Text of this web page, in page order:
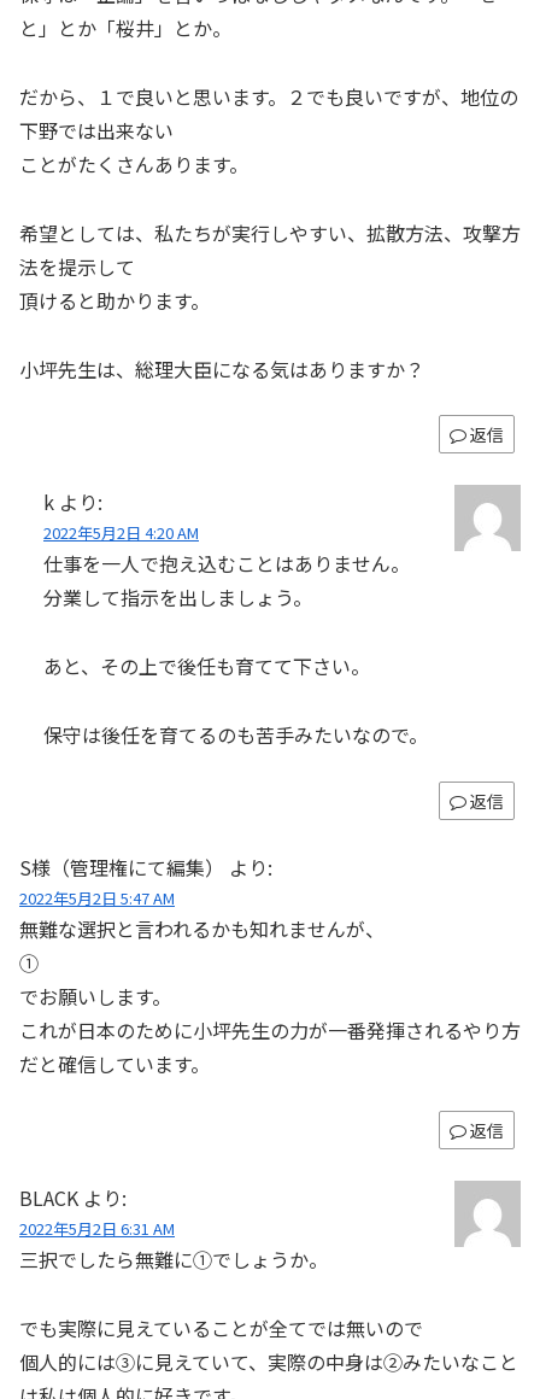
と」とか「桜井」とか。
だから、１で良いと思います。２でも良いですが、地位の
下野では出来ない
ことがたくさんあります。
希望としては、私たちが実行しやすい、拡散方法、攻撃方
法を提示して
頂けると助かります。
小坪先生は、総理大臣になる気はありますか？
返信
k より:
2022年5月2日 4:20 AM
仕事を一人で抱え込むことはありません。
分業して指示を出しましょう。
あと、その上で後任も育てて下さい。
保守は後任を育てるのも苦手みたいなので。
返信
S様（管理権にて編集） より:
2022年5月2日 5:47 AM
無難な選択と言われるかも知れませんが、
①
でお願いします。
これが日本のために小坪先生の力が一番発揮されるやり方
だと確信しています。
返信
BLACK より:
2022年5月2日 6:31 AM
三択でしたら無難に①でしょうか。
でも実際に見えていることが全てでは無いので
個人的には③に見えていて、実際の中身は②みたいなこと